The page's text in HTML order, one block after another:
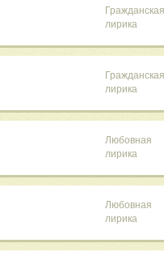
Гражданская
лирика
Гражданская
лирика
Любовная
лирика
Любовная
лирика